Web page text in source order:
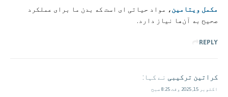
مکمل‌ ویتامین، مواد حیاتی‌ ای است که بدن ما برای عملکرد
صحیح به آن‌ها نیاز دارد.
REPLY
کراتین ترکیبی نے کہا:
اکتوبر 15, 2025 وقت 8:25 صبح